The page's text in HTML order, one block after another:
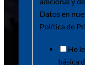
Datos en
Política de
He
básica